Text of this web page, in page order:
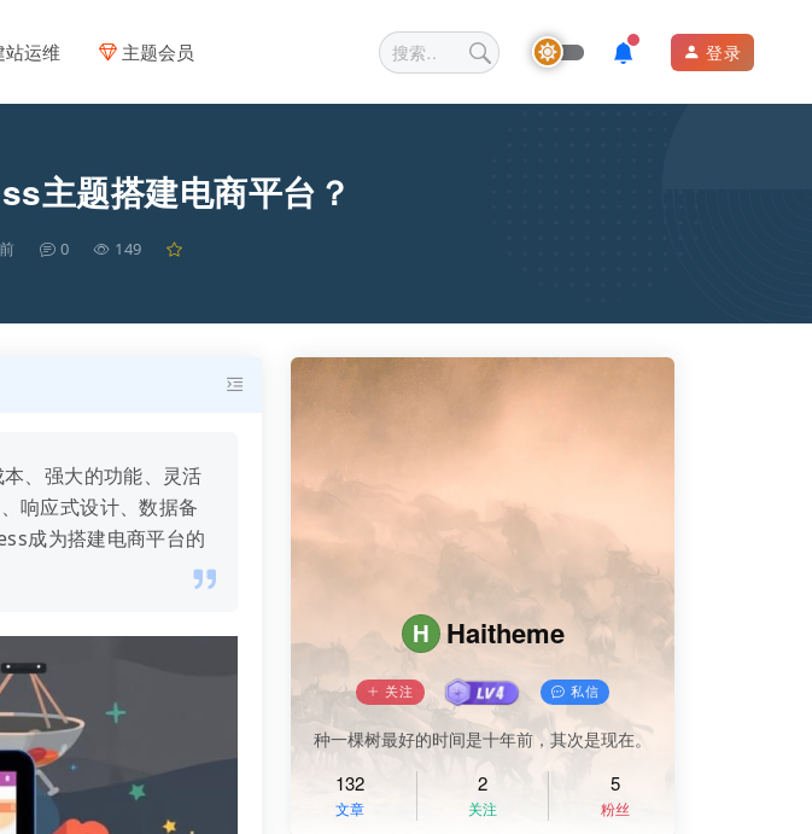
站运维 主题会员 登录
主题搭建电商平台？
0 149
、强大的功能、灵活
响应式设计、数据备
成为搭建电商平台的
H Haitheme
关注 私信
种一棵树最好的时间是十年前，其次是现在。
132
文章
2
关注
5
粉丝